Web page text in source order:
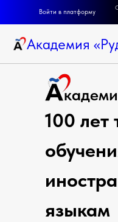
Войти в платформу
Академия «
100 лет
языкам